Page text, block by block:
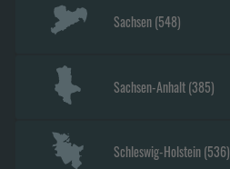
Sachsen(548)
Sachsen-Anhalt(385)
Schleswig-Holstein(536)